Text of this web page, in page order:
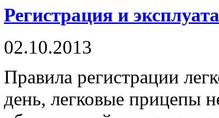
Регистрация и
02.10.2013
Правила регистрации
день, легковые прицепы